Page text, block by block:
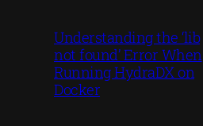
Understanding the ‘lib
not found’ Error When
Running HydraDX on
Docker